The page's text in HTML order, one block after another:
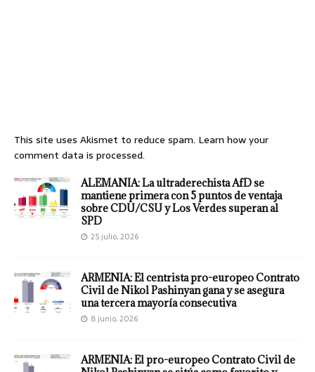
This site uses Akismet to reduce spam. Learn how your
comment data is processed.
ALEMANIA: La ultraderechista AfD se
mantiene primera con 5 puntos de ventaja
sobre CDU/CSU y Los Verdes superan al
SPD
25 julio, 2026
ARMENIA: El centrista pro-europeo Contrato
Civil de Nikol Pashinyan gana y se asegura
una tercera mayoría consecutiva
8 junio, 2026
ARMENIA: El pro-europeo Contrato Civil de